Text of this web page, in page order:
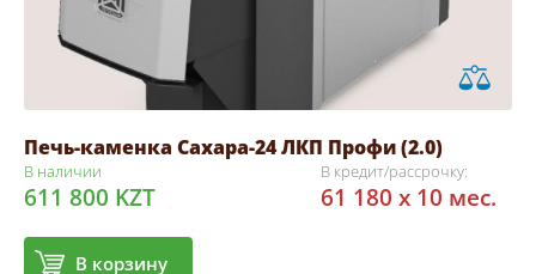
Печь-каменка Сахара-24 ЛКП Профи (2.0)
В наличии
611 800 KZT
В корзину
В кредит/рассрочку:
61 180 x 10 мес.